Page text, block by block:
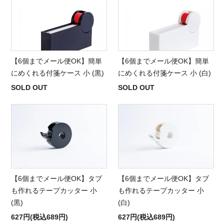
【6個までメール便OK】簡単
にめくれる付箋ケース 小 (黒)
SOLD OUT
【6個までメール便OK】簡単
にめくれる付箋ケース 小 (白)
SOLD OUT
【6個までメール便OK】タブ
も作れるテープカッター 小
(黒)
627円(税込689円)
【6個までメール便OK】タブ
も作れるテープカッター 小
(白)
627円(税込689円)